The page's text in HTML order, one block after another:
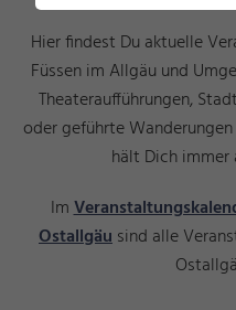
Hier findest Du aktuelle
Füssen im Allgäu und
Theateraufführungen,
oder geführte
hält Dich immer
Im
Ostallgäusind alle